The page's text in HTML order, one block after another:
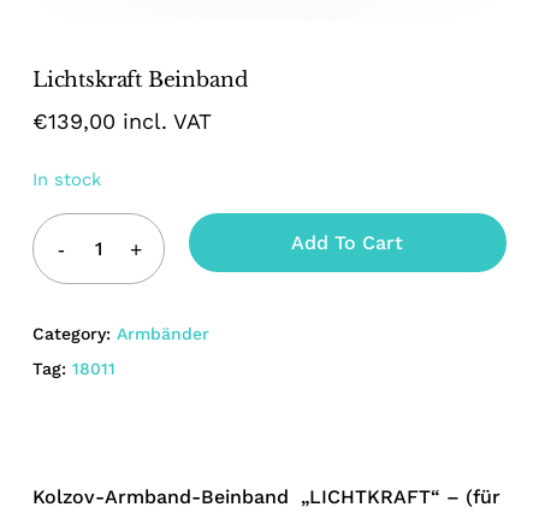
Lichtskraft Beinband
€139,00 incl. VAT
In stock
Add To Cart
Category: Armbänder
Tag: 18011
Kolzov-Armband-Beinband „LICHTKRAFT“ – (für
Name
Save my name, email, and website
comment.